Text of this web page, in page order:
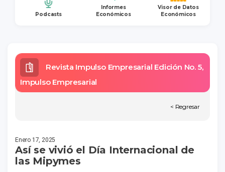
Podcasts
Informes
Económicos
Visor de Datos
Económicos
Revista Impulso Empresarial Edición No. 5,
Impulso Empresarial
< Regresar
Enero 17, 2025
Así se vivió el Día Internacional de
las Mipymes